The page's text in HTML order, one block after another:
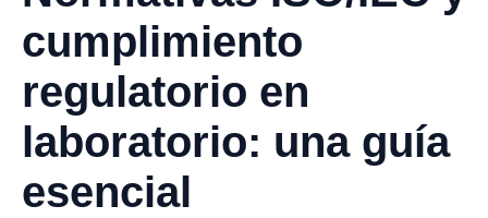
cumplimiento
regulatorio en
laboratorio: una guía
esencial